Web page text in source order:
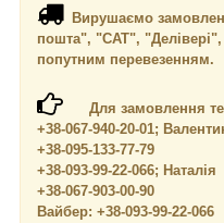
Вирушаємо
пошта", "САТ",
попутним перевезенням.
Для замовлення
+38-067-940-20-01;
+38-095-133-77-79
+38-093-99-22-066; Наталія
+38-067-903-00-90
Вайбер: +38-093-99-22-066